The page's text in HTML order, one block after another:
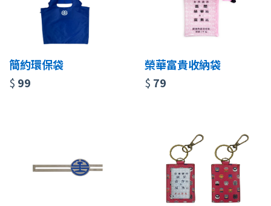
簡約環保袋
$ 99
榮華富貴收納袋
$ 79